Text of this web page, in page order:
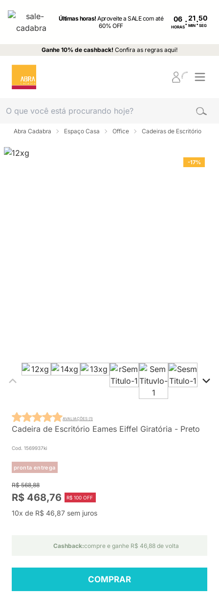
Últimas horas!Aproveite a SALE com até
60% OFF
06
HORAS: MIN : SEG
Ganhe 10% de cashback! Confira as regras aqui!
Abra Cadabra Espaço Casa Office Cadeiras de Escritório
-17%
Cadeira de Escritório Eames Eiffel Giratória - Preto
Cod. 1569937ki
pronta entrega
AVALIAÇÕES (1)
R$ 568,88
R$ 468,76 R$ 100 OFF
10x de R$ 46,87 sem juros
Cashback:compre e ganhe R$ 46,88 de volta
COMPRAR